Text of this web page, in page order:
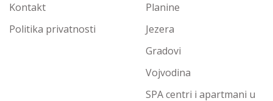
Kontakt
Politika privatnosti
Planine
Jezera
Gradovi
Vojvodina
SPA centri i apartmani u